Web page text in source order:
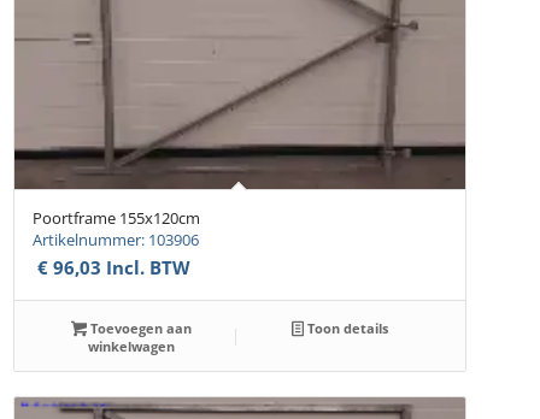
Poortframe 155x120cm
Artikelnummer: 103906
€ 96,03 Incl. BTW
Toevoegen aan
winkelwagen
Toon details